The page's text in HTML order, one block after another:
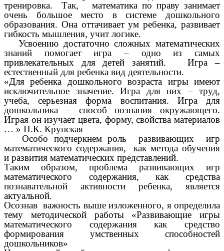
тренировка. Так, математика по праву занимает
очень большое место в системе дошкольного
образования. Она оттачивает ум ребенка, развивает
гибкость мышления, учит логике.
Усвоению достаточно сложных математических
знаний помогает игра – одно из самых
привлекательных для детей занятий. Игра –
естественный для ребенка вид деятельности.
«Для ребенка дошкольного возраста игры имеют
исключительное значение. Игра для них – труд,
учеба, серьезная форма воспитания. Игра для
дошкольника – способ познания окружающего.
Играя он изучает цвета, форму, свойства материалов
… » Н.К. Крупская
Особо подчеркнем роль развивающих игр
математического содержания, как метода обучения
и развития математических представлений.
Таким образом, проблема развивающих игр
математического содержания, как средства
познавательной активности ребенка, является
актуальной.
Осознав важность выше изложенного, я определила
тему методической работы «Развивающие игры
математического содержания как средство
формирования умственных способностей
дошкольников»